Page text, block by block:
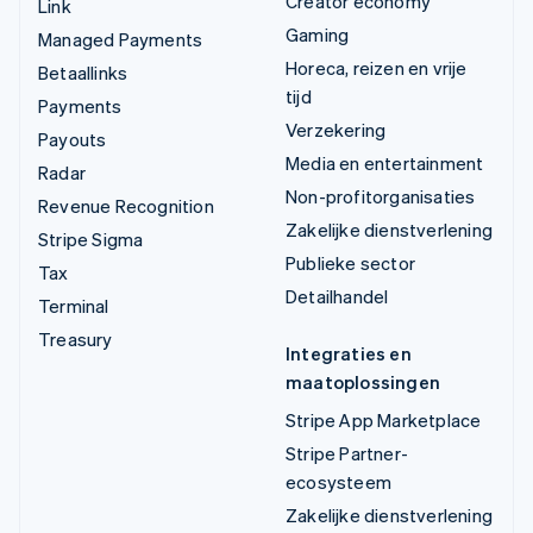
Link
Managed Payments
Betaallinks
Payments
Payouts
Radar
Revenue Recognition
Stripe Sigma
Tax
Terminal
Treasury
Gaming
Horeca, reizen en vrije
tijd
Verzekering
Media en entertainment
Non-profitorganisaties
Zakelijke dienstverlening
Publieke sector
Detailhandel
Integraties en
maatoplossingen
Stripe App Marketplace
Stripe Partner-
ecosysteem
Zakelijke dienstverlening